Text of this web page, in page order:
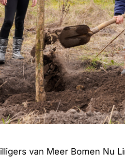
van Meer Bomen Nu